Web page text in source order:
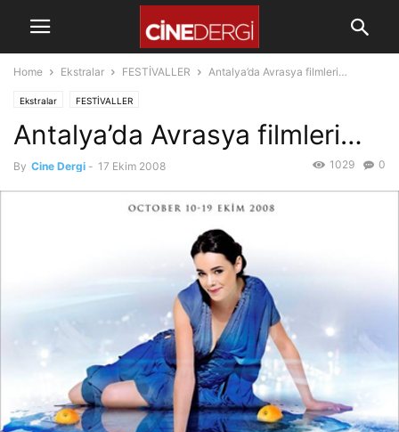
Home Ekstralar FESTİVALLER Antalya’da Avrasya filmleri…
Ekstralar FESTİVALLER
Antalya’da Avrasya filmleri…
By Cine Dergi - 17 Ekim 2008 0
1029